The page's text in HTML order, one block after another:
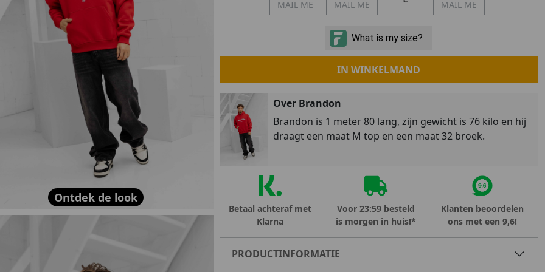
Portugal
Spanje
MID SEASON-SALE DAMES MID SEASON-SALE KIDS
Ontdek de look
MAIL ME
MAIL ME
MAIL ME
IN WINKELMAND
Over Brandon
Brandon is 1 meter 80 lang, zijn gewicht is 76 kilo en hij
draagt een maat M top en een maat 32 broek.
Betaal achteraf met
Klarna
Voor 23:59 besteld
is morgen in huis!*
Klanten beoordelen
ons met een 9,6!
PRODUCTINFORMATIE